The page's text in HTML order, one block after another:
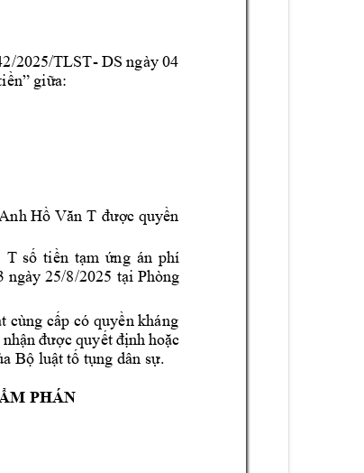
2025/TLST- DS ngày 04
giữa:
Hồ Văn T được quyền
T số tiền tạm ứng án phí
ngày 25/8/2025 tại Phòng
cùng cấp có quyền kháng
nhận được quyết định hoặc
Bộ luật tố tụng dân sự.
PHÁN